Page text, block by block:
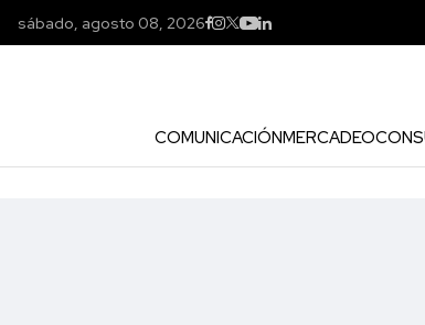
sábado, agosto 08, 2026
COMUNICACIÓNMERCADEO